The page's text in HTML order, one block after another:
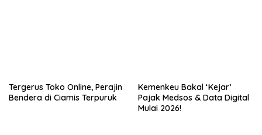
Tergerus Toko Online, Perajin
Bendera di Ciamis Terpuruk
Kemenkeu Bakal ‘Kejar’
Pajak Medsos & Data Digital
Mulai 2026!